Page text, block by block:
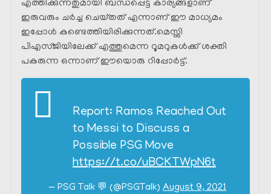
എത്തിക്കുന്നതുമായി ബന്ധപ്പെട്ട കാര്യങ്ങളാണ്
ഇരുവരും ചർച്ച ചെയ്‌തത് എന്നാണ് ഈ മാധ്യമം
ഇപ്പോൾ കണ്ടെത്തിയിരിക്കുന്നത്.മെസ്സി
പിഎസ്ജിയിലേക്ക് എത്തുമെന്ന റൂമറുകൾക്ക്‌ ശക്തി
പകരുന്ന ഒന്നാണ് ഈയൊരു റിപ്പോർട്ട്‌.
Report: Ramos Reached Out
to Messi to Discuss a
Possible PSG Move
https://t.co/uBCKTWpN6t
— PSG Talk 💬 (@PSGTalk) August 9, 2021